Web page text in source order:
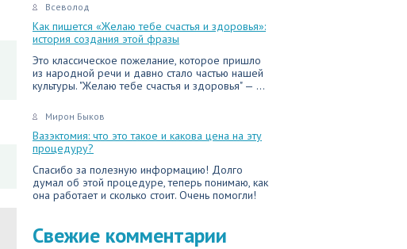
Всеволод
Как пишется «Желаю тебе счастья и здоровья»:
история создания этой фразы
Это классическое пожелание, которое пришло
из народной речи и давно стало частью нашей
культуры. "Желаю тебе счастья и здоровья" — ...
Мирон Быков
Вазэктомия: что это такое и какова цена на эту
процедуру?
Спасибо за полезную информацию! Долго
думал об этой процедуре, теперь понимаю, как
она работает и сколько стоит. Очень помогли!
Свежие комментарии